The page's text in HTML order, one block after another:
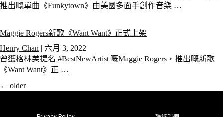
推出嘅單曲《Funkytown》由美國多面手創作音樂 …
Maggie Rogers新歌《Want Want》正式上架
Henry Chan | 六月 3, 2022
曾獲格林美提名 #BestNewArtist 嘅Maggie Rogers，推出嘅新歌
《Want Want》正 …
← older